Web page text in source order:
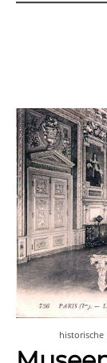
historische